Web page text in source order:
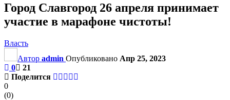
Город Славгород 26 апреля принимает
участие в марафоне чистоты!
Власть
Автор admin Опубликовано Апр 25, 2023
0
21
Поделится
0
(0)